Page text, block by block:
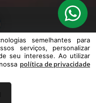
AGIL.NET
para melhorar a
publicidade e
semelhantes para
serviços, personalizar
seu interesse. Ao utilizar
política de privacidade